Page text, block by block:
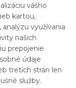
vášho
kartou,
využívania
našich
prepojenie
údaje
tretích strán len
služby.